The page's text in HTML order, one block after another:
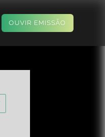
OUVIR EMISSÃO